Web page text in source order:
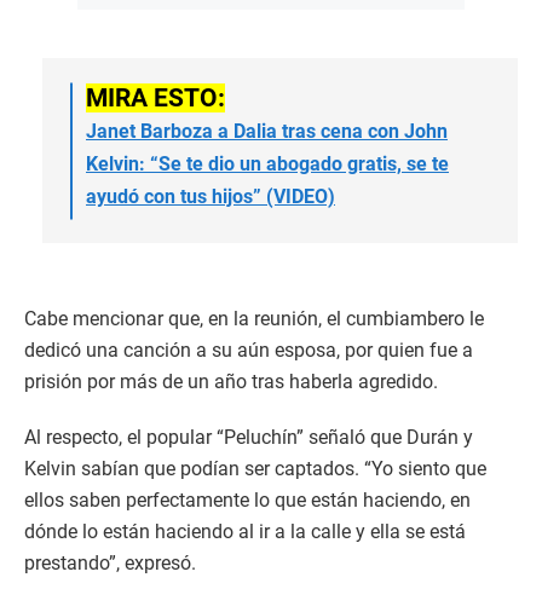
MIRA ESTO:
Janet Barboza a Dalia tras cena con John
Kelvin: “Se te dio un abogado gratis, se te
ayudó con tus hijos” (VIDEO)
Cabe mencionar que, en la reunión, el cumbiambero le
dedicó una canción a su aún esposa, por quien fue a
prisión por más de un año tras haberla agredido.
Al respecto, el popular “Peluchín” señaló que Durán y
Kelvin sabían que podían ser captados. “Yo siento que
ellos saben perfectamente lo que están haciendo, en
dónde lo están haciendo al ir a la calle y ella se está
prestando”, expresó.